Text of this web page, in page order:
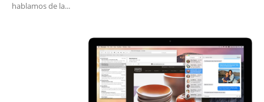
hablamos de la...